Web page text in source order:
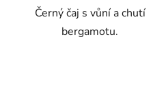
Černý čaj s vůní a chutí
bergamotu.